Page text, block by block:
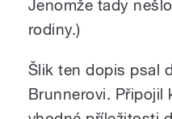
Jenomže tady
rodiny.)
Šlik ten dopis psal
Brunnerovi. Připojil